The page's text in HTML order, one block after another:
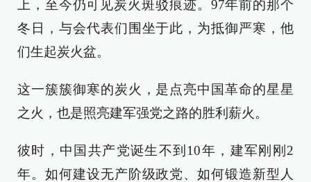
上，至今仍可见炭火斑驳痕迹。97年前的那个
冬日，与会代表们围坐于此，为抵御严寒，他
们生起炭火盆。
这一簇簇御寒的炭火，是点亮中国革命的星星
之火，也是照亮建军强党之路的胜利薪火。
彼时，中国共产党诞生不到10年，建军刚刚2
年。如何建设无产阶级政党、如何锻造新型人